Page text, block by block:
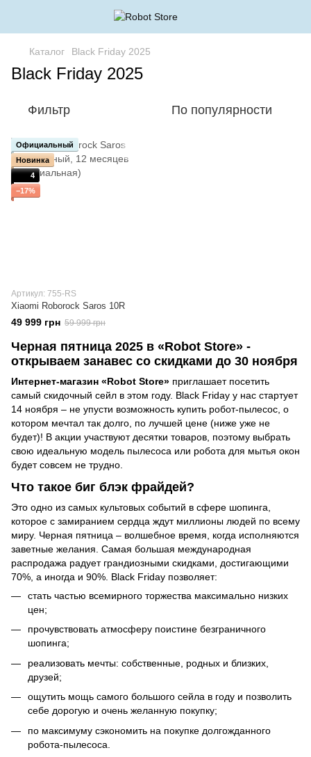
Каталог Black Friday 2025
Black Friday 2025
Фильтр По популярности
Официальный
Новинка
4
−17%
Артикул: 755-RS
Xiaomi Roborock Saros 10R
49 999 грн 59 999 грн
Черная пятница 2025 в «Robot Store» -
открываем занавес со скидками до 30 ноября
Интернет-магазин «Robot Store» приглашает посетить
самый скидочный сейл в этом году. Black Friday у нас стартует
14 ноября – не упусти возможность купить робот-пылесос, о
котором мечтал так долго, по лучшей цене (ниже уже не
будет)! В акции участвуют десятки товаров, поэтому выбрать
свою идеальную модель пылесоса или робота для мытья окон
будет совсем не трудно.
Что такое биг блэк фрайдей?
Это одно из самых культовых событий в сфере шопинга,
которое с замиранием сердца ждут миллионы людей по всему
миру. Черная пятница – волшебное время, когда исполняются
заветные желания. Самая большая международная
распродажа радует грандиозными скидками, достигающими
70%, а иногда и 90%. Black Friday позволяет:
стать частью всемирного торжества максимально низких
цен;
прочувствовать атмосферу поистине безграничного
шопинга;
реализовать мечты: собственные, родных и близких,
друзей;
ощутить мощь самого большого сейла в году и позволить
себе дорогую и очень желанную покупку;
по максимуму сэкономить на покупке долгожданного
робота-пылесоса.